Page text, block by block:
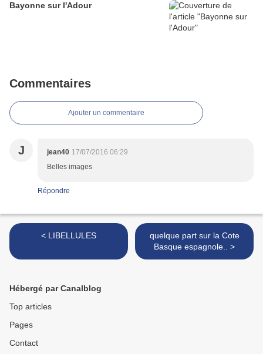
Bayonne sur l'Adour
Commentaires
Ajouter un commentaire
J jean40 17/07/2016 06:29
Belles images
Répondre
< LIBELLULES
quelque part sur la Cote
Basque espagnole.. >
Hébergé par Canalblog
Top articles
Pages
Contact